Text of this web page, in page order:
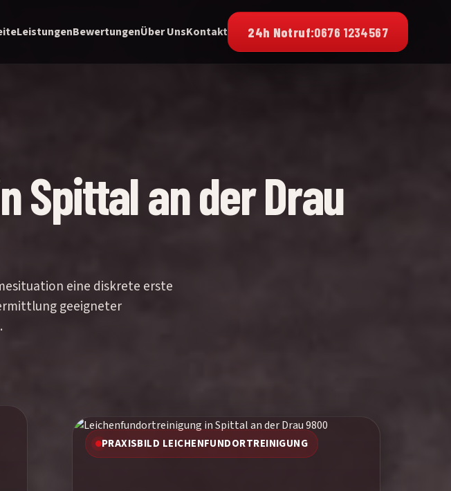
LeistungenBewertungenÜber UnsKontakt 24h Notruf:0676 1234567
Spittal an der Drau
eine diskrete erste
geeigneter
PRAXISBILD LEICHENFUNDORTREINIGUNG